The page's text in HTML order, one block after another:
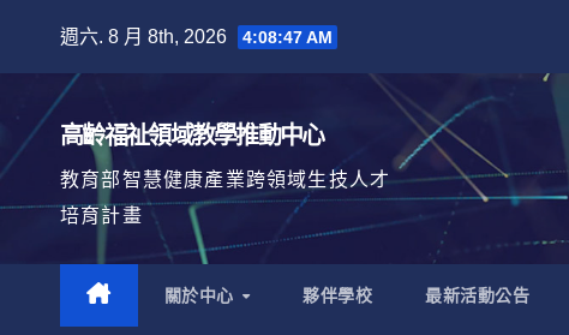
週六. 8 月 8th, 2026 4:08:48 AM
高齡福祉領域教學推動中心
教育部智慧健康產業跨領域生技人才
培育計畫
關於中心 夥伴學校 最新活動公告